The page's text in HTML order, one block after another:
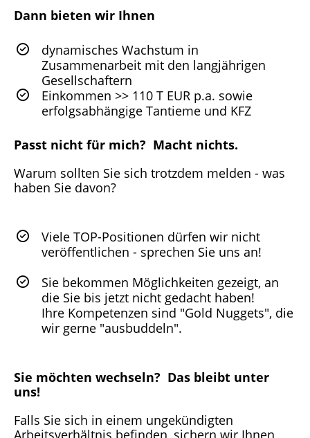
Dann bieten wir Ihnen
dynamisches Wachstum in
Zusammenarbeit mit den langjährigen
Gesellschaftern
Einkommen >> 110 T EUR p.a. sowie
erfolgsabhängige Tantieme und KFZ
Passt nicht für mich? Macht nichts.
Warum sollten Sie sich trotzdem melden - was
haben Sie davon?
Viele TOP-Positionen dürfen wir nicht
veröffentlichen - sprechen Sie uns an!
Sie bekommen Möglichkeiten gezeigt, an
die Sie bis jetzt nicht gedacht haben!
Ihre Kompetenzen sind "Gold Nuggets", die
wir gerne "ausbuddeln".
Sie möchten wechseln? Das bleibt unter
uns!
Falls Sie sich in einem ungekündigten
Arbeitsverhältnis befinden, sichern wir Ihnen